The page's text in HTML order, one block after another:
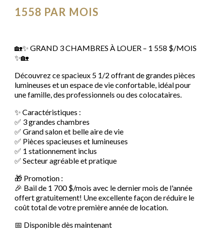
1558 PAR MOIS
🏡✨ GRAND 3 CHAMBRES À LOUER – 1 558 $/MOIS
✨🏡
Découvrez ce spacieux 5 1/2 offrant de grandes pièces
lumineuses et un espace de vie confortable, idéal pour
une famille, des professionnels ou des colocataires.
✨ Caractéristiques :
✅ 3 grandes chambres
✅ Grand salon et belle aire de vie
✅ Pièces spacieuses et lumineuses
✅ 1 stationnement inclus
✅ Secteur agréable et pratique
🎁 Promotion :
🎉 Bail de 1 700 $/mois avec le dernier mois de l'année
offert gratuitement! Une excellente façon de réduire le
coût total de votre première année de location.
📅 Disponible dès maintenant